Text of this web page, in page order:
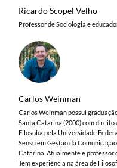
Ricardo Scopel Velho
Professor de Sociologia e
Carlos Weinman
Carlos Weinman possui
Santa Catarina (2000) com
Filosofia pela Universidade
Sensu em Gestão da
Catarina. Atualmente é professor
Tem experiência na área de